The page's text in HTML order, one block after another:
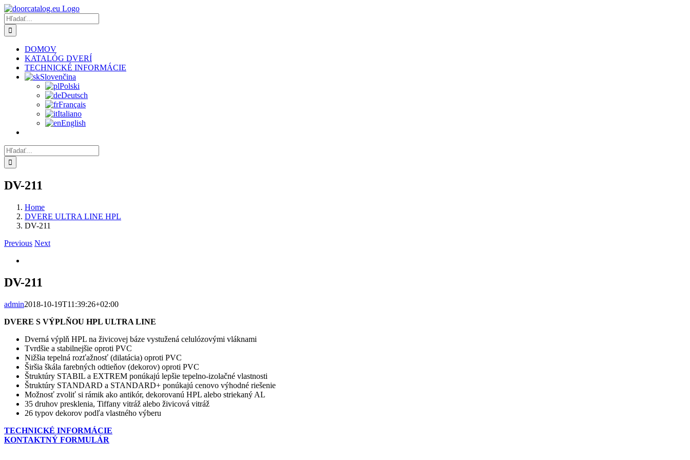
Skip
to
content
Hľadať:
DOMOV
KATALÓG DVERÍ
TECHNICKÉ INFORMÁCIE
Slovenčina
Polski
Deutsch
Français
Italiano
English
Hľadať:
DV-211
Home
DVERE ULTRA LINE HPL
DV-211
Previous Next
obrázok
DV-211
admin2018-10-19T11:39:26+02:00
DVERE S VÝPLŇOU HPL ULTRA LINE
Dverná výplň HPL na živicovej báze vystužená celulózovými vláknami
Tvrdšie a stabilnejšie oproti PVC
Nižšia tepelná rozťažnosť (dilatácia) oproti PVC
Širšia škála farebných odtieňov (dekorov) oproti PVC
Štruktúry STABIL a EXTREM ponúkajú lepšie tepelno-izolačné vlastnosti
Štruktúry STANDARD a STANDARD+ ponúkajú cenovo výhodné riešenie
Možnosť zvoliť si rámik ako antikór, dekorovanú HPL alebo striekaný AL
35 druhov presklenia, Tiffany vitráž alebo živicová vitráž
26 typov dekorov podľa vlastného výberu
TECHNICKÉ INFORMÁCIE
KONTAKTNÝ FORMULÁR